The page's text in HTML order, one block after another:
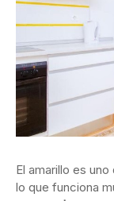
El amarillo es
lo que funciona